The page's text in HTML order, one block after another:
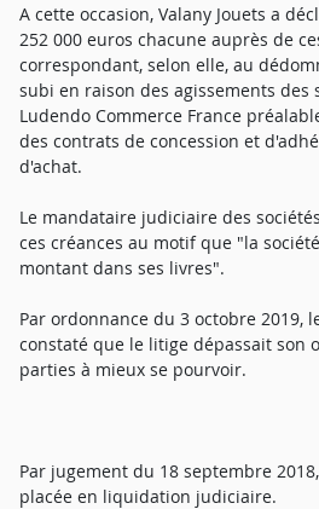
A cette occasion, Valany Jouets a
252 000 euros chacune auprès de
correspondant, selon elle, au
subi en raison des agissements des
Ludendo Commerce France
des contrats de concession et
d'achat.
Le mandataire judiciaire des
ces créances au motif que "la
montant dans ses livres".
Par ordonnance du 3 octobre 2019,
constaté que le litige dépassait son
parties à mieux se pourvoir.
Par jugement du 18 septembre
placée en liquidation judiciaire.